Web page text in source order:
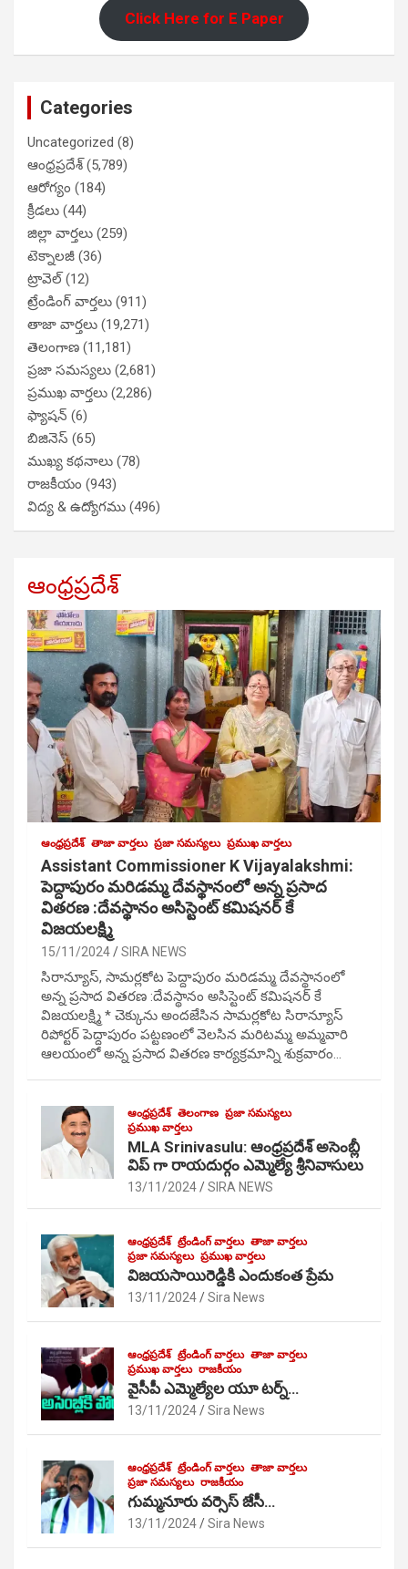
Click Here for E Paper
Categories
Uncategorized (8)
ఆంధ్రప్రదేశ్(5,789)
ఆరోగ్యం (184)
క్రీడలు (44)
జిల్లా వార్తలు (259)
టెక్నాలజీ (36)
ట్రావెల్(12)
ట్రేండింగ్ వార్తలు (911)
తాజా వార్తలు (19,271)
తెలంగాణ (11,181)
ప్రజా సమస్యలు (2,681)
ప్రముఖ వార్తలు (2,286)
ఫ్యాషన్ (6)
బిజినెస్ (65)
ముఖ్య కథనాలు (78)
రాజకీయం (943)
విద్య & ఉద్యోగము (496)
ఆంధ్రప్రదేశ్
ఆంధ్రప్రదేశ్ తాజా వార్తలు ప్రజా సమస్యలు ప్రముఖ వార్తలు
Assistant Commissioner K Vijayalakshmi:
పెద్దాపురం మరిడమ్మ దేవస్థానంలో అన్న ప్రసాద
వితరణ :దేవస్థానం అసిస్టెంట్ కమిషనర్ కే
విజయలక్ష్మి
15/11/2024 SIRA NEWS
సిరాన్యూస్, సామర్లకోట పెద్దాపురం మరిడమ్మ దేవస్థానంలో
అన్న ప్రసాద వితరణ :దేవస్థానం అసిస్టెంట్ కమిషనర్ కే
విజయలక్ష్మి * చెక్కును అందజేసిన సామర్లకోట సిరాన్యూస్
రిపోర్టర్ పెద్దాపురం పట్టణంలో వెలసిన మరిటమ్మ అమ్మవారి
ఆలయంలో అన్న ప్రసాద వితరణ కార్యక్రమాన్ని శుక్రవారం…
ఆంధ్రప్రదేశ్ తెలంగాణ ప్రజా సమస్యలు
ప్రముఖ వార్తలు
MLA Srinivasulu: ఆంధ్రప్రదేశ్ అసెంబ్లీ
విప్ గా రాయదుర్గం ఎమ్మెల్యే శ్రీనివాసులు
13/11/2024 SIRA NEWS
ఆంధ్రప్రదేశ్ ట్రేండింగ్ వార్తలు తాజా వార్తలు
ప్రజా సమస్యలు ప్రముఖ వార్తలు
విజయసాయిరెడ్డికి ఎందుకంత ప్రేమ
13/11/2024 Sira News
ఆంధ్రప్రదేశ్ ట్రేండింగ్ వార్తలు తాజా వార్తలు
ప్రముఖ వార్తలు రాజకీయం
వైసీపీ ఎమ్మెల్యేల యూ టర్న్…
13/11/2024 Sira News
ఆంధ్రప్రదేశ్ ట్రేండింగ్ వార్తలు తాజా వార్తలు
ప్రజా సమస్యలు రాజకీయం
గుమ్మనూరు వర్సెస్ జేసీ…
13/11/2024 Sira News